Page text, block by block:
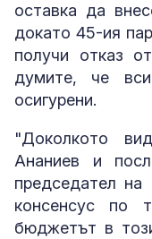
оставка да
докато 45-ия
получи отказ
думите, че
осигурени.
"Доколкото
Ананиев и
председател
консенсус по
бюджетът в